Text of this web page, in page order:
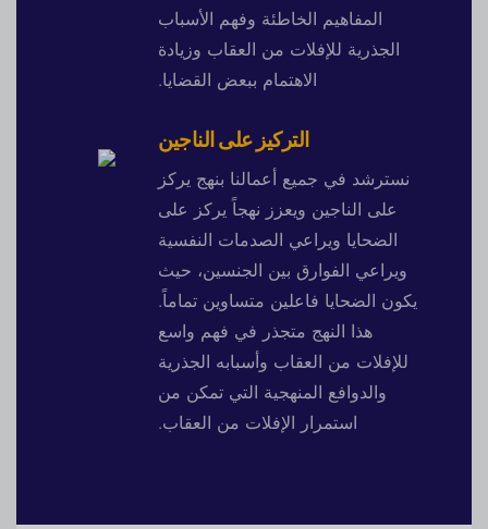
المفاهيم الخاطئة وفهم الأسباب
الجذرية للإفلات من العقاب وزيادة
الاهتمام ببعض القضايا.
التركيز على الناجين
نسترشد في جميع أعمالنا بنهج يركز
على الناجين ويعزز نهجاً يركز على
الضحايا ويراعي الصدمات النفسية
ويراعي الفوارق بين الجنسين، حيث
يكون الضحايا فاعلين متساوين تماماً.
هذا النهج متجذر في فهم واسع
للإفلات من العقاب وأسبابه الجذرية
والدوافع المنهجية التي تمكن من
استمرار الإفلات من العقاب.